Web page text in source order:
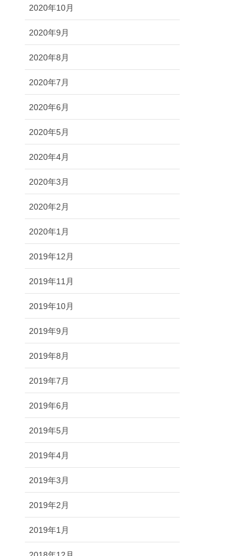
2020年10月
2020年9月
2020年8月
2020年7月
2020年6月
2020年5月
2020年4月
2020年3月
2020年2月
2020年1月
2019年12月
2019年11月
2019年10月
2019年9月
2019年8月
2019年7月
2019年6月
2019年5月
2019年4月
2019年3月
2019年2月
2019年1月